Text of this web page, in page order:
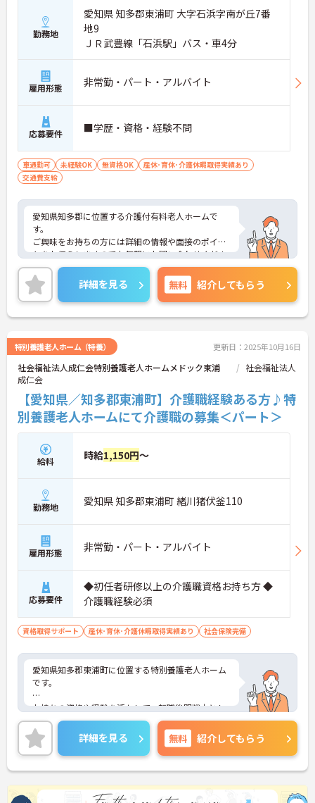
勤務地
愛知県 知多郡東浦町 大字石浜字南が丘7番
地9
ＪＲ武豊線「石浜駅」バス・車4分
雇用形態 非常勤・パート・アルバイト
応募要件 ■学歴・資格・経験不問
車通勤可 未経験OK 無資格OK
産休･育休･介護休暇取得実績あり
交通費支給
愛知県知多郡に位置する介護付有料老人ホームで
す。
ご興味をお持ちの方には詳細の情報や面接のポイン
トをお伝えしますのでお気軽にお問い合わせくださ
いませ。
詳細を見る 無料 紹介してもらう
特別養護老人ホーム（特養） 更新日：2025年10月16日
社会福祉法人成仁会特別養護老人ホームメドック東浦
社会福祉法人
成仁会
【愛知県／知多郡東浦町】介護職経験ある方♪特
別養護老人ホームにて介護職の募集＜パート＞
給料 時給1,150円～
勤務地 愛知県 知多郡東浦町 緒川猪伏釜110
雇用形態 非常勤・パート・アルバイト
応募要件
◆初任者研修以上の介護職資格お持ち方 ◆
介護職経験必須
資格取得サポート 産休･育休･介護休暇取得実績あり 社会保険完備
愛知県知多郡東浦町に位置する特別養護老人ホーム
です。
お持ちの資格や経験を活かして、転職後即戦力とし
て活躍できる環境があります。
日勤帯のみのお仕事ですので、ご家庭をお持ちの方
も働きやすい勤務時間でオススメです。
ご興味をお持ちの方はお気軽にお問い合わせくださ
い。
詳細を見る 無料 紹介してもらう